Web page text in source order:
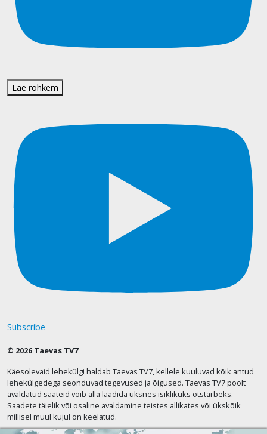
Lae rohkem
Subscribe
© 2026 Taevas TV7
Käesolevaid lehekülgi haldab Taevas TV7, kellele kuuluvad kõik antud
lehekülgedega seonduvad tegevused ja õigused. Taevas TV7 poolt
avaldatud saateid võib alla laadida üksnes isiklikuks otstarbeks.
Saadete täielik või osaline avaldamine teistes allikates või ükskõik
millisel muul kujul on keelatud.